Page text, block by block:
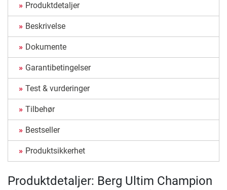
Produktdetaljer
Beskrivelse
Dokumente
Garantibetingelser
Test & vurderinger
Tilbehør
Bestseller
Produktsikkerhet
Produktdetaljer: Berg Ultim Champion